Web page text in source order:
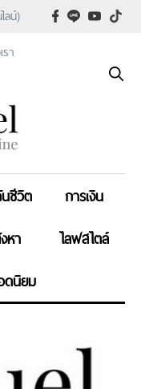
ลน์)
า
ชีวิต
การเงิน
หา
ไลฟสไตล์
ดนิยม